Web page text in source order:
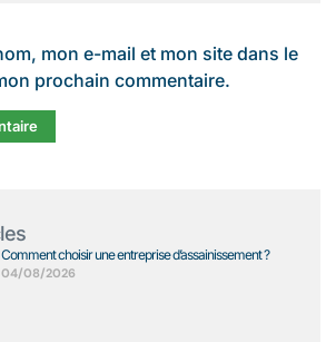
mon e-mail et mon site dans le
prochain commentaire.
Comment choisir une entreprise d’assainissement ?
04/08/2026